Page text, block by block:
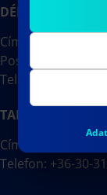
DÉKÁNI HIVATAL
Cím: 1088
Postacím: 1428
Telefon: +36-1-
TANULMÁNYI
Cím: 1088
Telefon: +36-30-